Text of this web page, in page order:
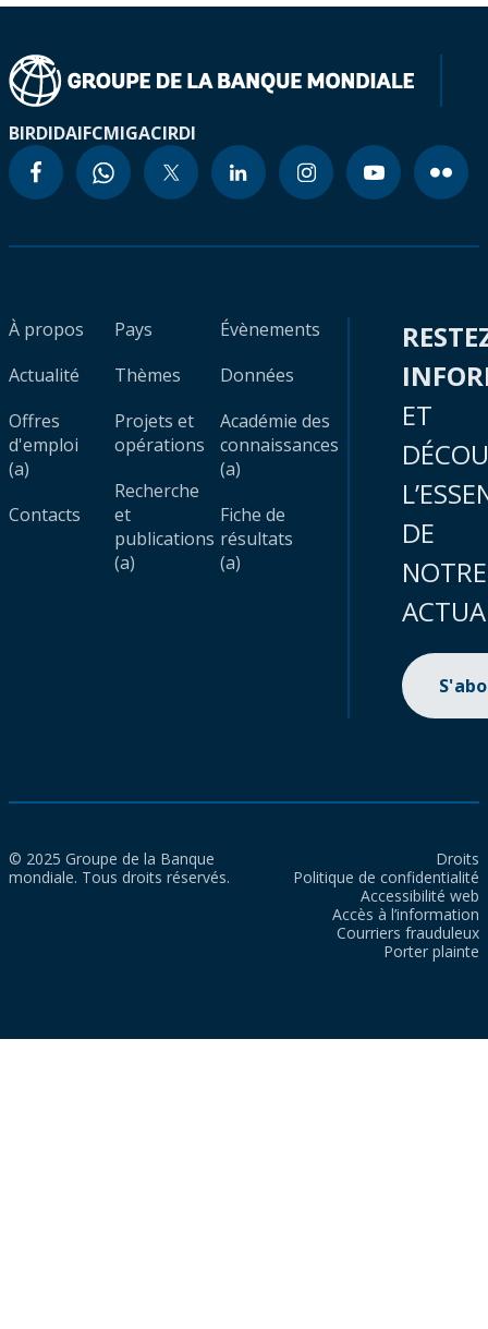
BIRDIDAIFCMIGACIRDI
À propos
Actualité
Offres
d'emploi
(a)
Contacts
Pays
Thèmes
Projets et
opérations
Recherche
et
publications
(a)
Évènements
Données
Académie des
connaissances
(a)
Fiche de
résultats
(a)
ET
DE
NOTRE
© 2025 Groupe de la Banque
mondiale. Tous droits réservés.
Droits
Politique de confidentialité
Accessibilité web
Accès à l’information
Courriers frauduleux
Porter plainte